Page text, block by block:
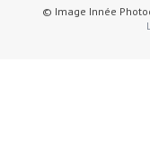
© Image Innée